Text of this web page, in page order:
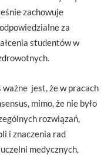
zachowuje
za
studentów w
jest, że w pracach
mimo, że nie było
rozwiązań,
i znaczenia rad
medycznych,